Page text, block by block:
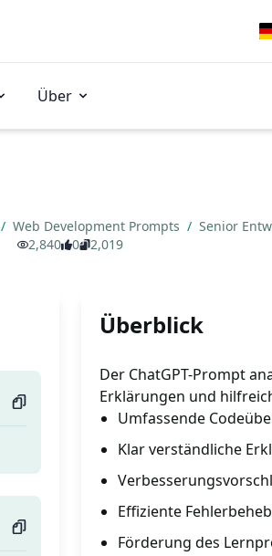
Über
/ Web Development Prompts / Senior
2,840
0 2,019
Überblick
Der ChatGPT-Prompt
Erklärungen und
Umfassende
Klar verständliche
Effiziente
Förderung des